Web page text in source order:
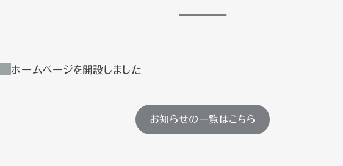
ホームページを開設しました
お知らせの一覧はこちら